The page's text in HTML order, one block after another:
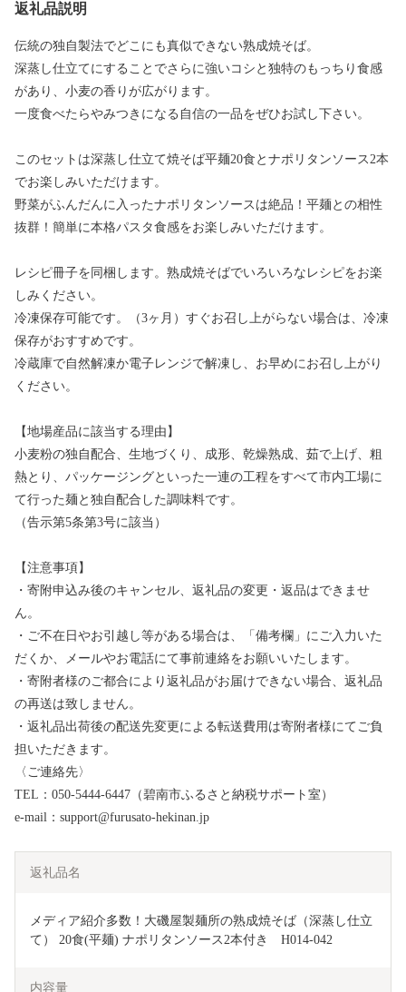
返礼品説明
伝統の独自製法でどこにも真似できない熟成焼そば。
深蒸し仕立てにすることでさらに強いコシと独特のもっちり食感
があり、小麦の香りが広がります。
一度食べたらやみつきになる自信の一品をぜひお試し下さい。
このセットは深蒸し仕立て焼そば平麺20食とナポリタンソース2本
でお楽しみいただけます。
野菜がふんだんに入ったナポリタンソースは絶品！平麺との相性
抜群！簡単に本格パスタ食感をお楽しみいただけます。
レシピ冊子を同梱します。熟成焼そばでいろいろなレシピをお楽
しみください。
冷凍保存可能です。（3ヶ月）すぐお召し上がらない場合は、冷凍
保存がおすすめです。
冷蔵庫で自然解凍か電子レンジで解凍し、お早めにお召し上がり
ください。
【地場産品に該当する理由】
小麦粉の独自配合、生地づくり、成形、乾燥熟成、茹で上げ、粗
熱とり、パッケージングといった一連の工程をすべて市内工場に
て行った麺と独自配合した調味料です。
（告示第5条第3号に該当）
【注意事項】
・寄附申込み後のキャンセル、返礼品の変更・返品はできませ
ん。
・ご不在日やお引越し等がある場合は、「備考欄」にご入力いた
だくか、メールやお電話にて事前連絡をお願いいたします。
・寄附者様のご都合により返礼品がお届けできない場合、返礼品
の再送は致しません。
・返礼品出荷後の配送先変更による転送費用は寄附者様にてご負
担いただきます。
〈ご連絡先〉
TEL：050-5444-6447（碧南市ふるさと納税サポート室）
e-mail：support@furusato-hekinan.jp
返礼品名
メディア紹介多数！大磯屋製麺所の熟成焼そば（深蒸し仕立
て） 20食(平麺) ナポリタンソース2本付き　H014-042
内容量